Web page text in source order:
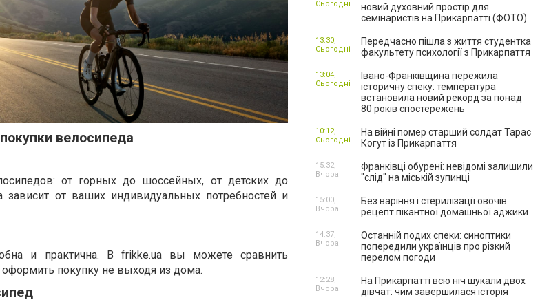
велосипеда
от горных до шоссейных, от детских до
от ваших индивидуальных потребностей и
и практична. В frikke.ua вы можете сравнить
покупку не выходя из дома.
новий духовний простір для
семінаристів на Прикарпатті (ФОТО)
Сьогодні
Передчасно пішла з життя студентка
факультету психології з Прикарпаття
13:30,
Сьогодні
Івано-Франківщина пережила
історичну спеку: температура
встановила новий рекорд за понад
80 років спостережень
13:04,
Сьогодні
На війні помер старший солдат Тарас
Когут із Прикарпаття
10:12,
Сьогодні
Франківці обурені: невідомі залишили
"слід" на міській зупинці
15:32,
Вчора
Без варіння і стерилізації овочів:
рецепт пікантної домашньої аджики
15:00,
Вчора
Останній подих спеки: синоптики
попередили українців про різкий
перелом погоди
14:37,
Вчора
На Прикарпатті всю ніч шукали двох
дівчат: чим завершилася історія
12:28,
Вчора